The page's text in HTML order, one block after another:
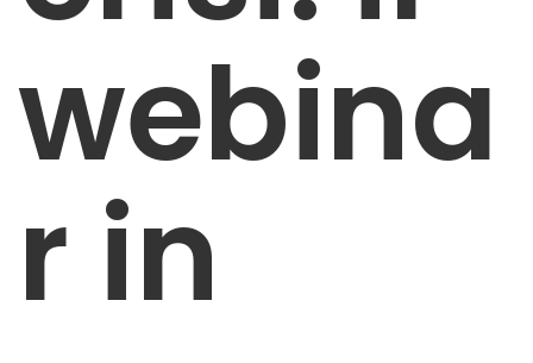
webina
r in